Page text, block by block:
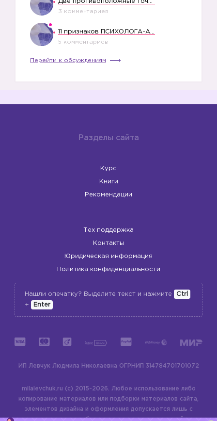
3 комментариев
5 комментариев
Перейти к обсуждениям
Разделы сайта
Курс
Книги
Рекомендации
Тех поддержка
Контакты
Юридическая информация
Политика конфиденциальности
Нашли опечатку? Выделите текст и нажмите
Ctrl
+
Enter
ИП Левчук Людмила Николаевна ОГРНИП 314784701701072
milalevchuk.ru (c) 2015-2026.
Любое использование либо
копирование материалов или подборки материалов сайта,
элементов дизайна и оформления допускается лишь с
разрешения правообладателя и только со ссылкой на